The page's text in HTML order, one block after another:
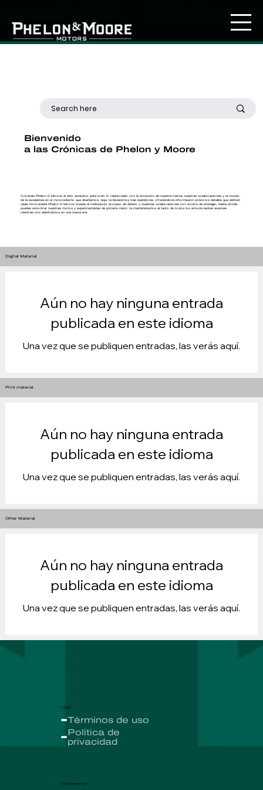
Bienvenido
a las Crónicas de Phelon y Moore
Crónicas Phelon & Moore, el sitio exclusivo para todo lo relacionado con la evolución de nuestra marca, nuestras colaboraciones y el mundo
de la excelencia en el motociclismo que diseñamos. Aquí, te llevaremos tras bastidores, ofreciéndote información sobre los detalles que definen
cada motocicleta Phelon & Moore. Desde el meticuloso proceso de diseño y nuestras colaboraciones con socios de prestigio, hasta dónde
puedes encontrar nuestras motos y experimentarlas de primera mano: te mantendremos al tanto de todos los emocionantes avances
mientras nos adentramos en una nueva era.
Digital Material
Aún no hay ninguna entrada
publicada en este idioma
Una vez que se publiquen entradas, las verás aquí.
Print material
Aún no hay ninguna entrada
publicada en este idioma
Una vez que se publiquen entradas, las verás aquí.
Other Material
Aún no hay ninguna entrada
publicada en este idioma
Una vez que se publiquen entradas, las verás aquí.
Legal
Términos de uso
Política de
privacidad
Encuéntrenos